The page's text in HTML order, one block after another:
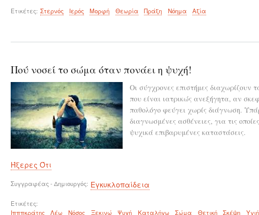
Ετικέτες Στερνός Ιερός Μορφή Θεωρία Πράξη Νόημα Αξία
Πού νοσεί το σώμα όταν πονάει η ψυχή!
Οι σύγχρονες επιστήμες
που είναι ιατρικώς ανεξήγητα, αν
παθολόγο φεύγει χωρίς διάγνωση.
διαγνωσμένες ασθένειες, για τις
ψυχικά επιβαρυμένες καταστάσεις.
Ήξερες Ότι
Συγγραφέας - Δημιουργός Εγκυκλοπαίδεια
Ετικέτες
Ιπππκράτης
Λέω Νόσος Ξεκινώ Ψυχή Καταλήγω Σώμα Θετική Σκέψη